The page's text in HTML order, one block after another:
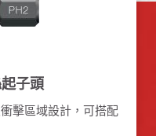
子頭
擊區域設計，可搭配